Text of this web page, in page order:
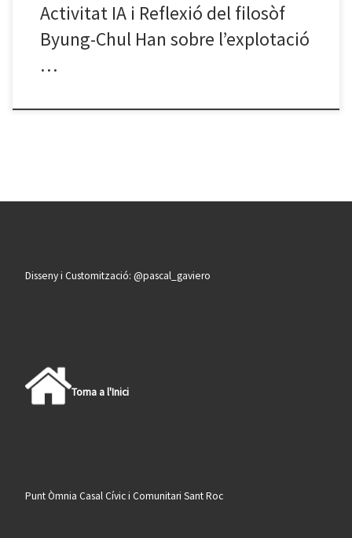
Activitat IA i Reflexió del filosòf
Byung-Chul Han sobre l’explotació
…
Disseny i Customització: @pascal_gaviero
Torna a l'Inici
Punt Òmnia Casal Cívic i Comunitari Sant Roc